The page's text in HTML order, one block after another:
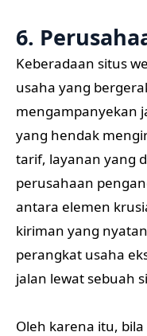
6.
Keberadaan situs
usaha yang
mengampanyekan
yang hendak
tarif, layanan yang
perusahaan
antara elemen
kiriman yang
perangkat usaha
jalan lewat sebuah
Oleh karena itu,